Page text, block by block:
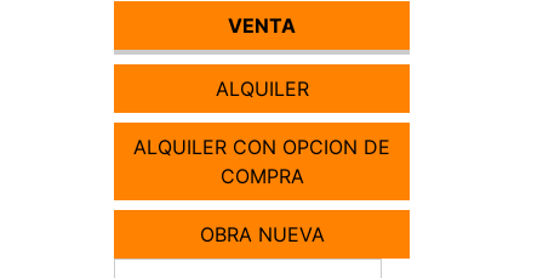
VENTA
ALQUILER
ALQUILER CON OPCION DE
COMPRA
OBRA NUEVA